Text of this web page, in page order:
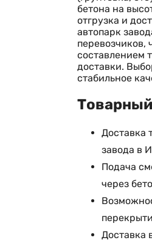
бетона на
отгрузка и
автопарк
перевозчиков,
составлением
доставки.
стабильное
Доставка
завода в
Подача
через
Доставка